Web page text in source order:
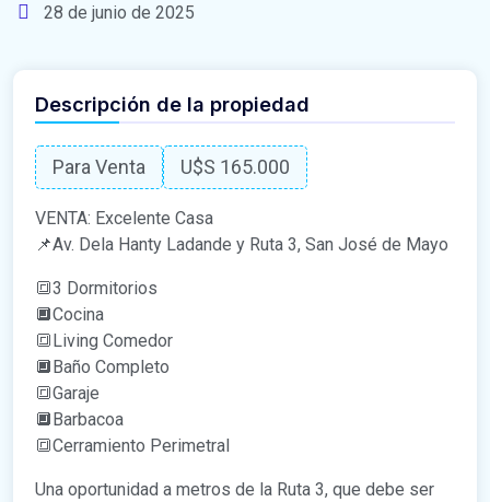
28 de junio de 2025
Descripción de la propiedad
Para Venta U$S 165.000
VENTA: Excelente Casa
📌Av. Dela Hanty Ladande y Ruta 3, San José de Mayo
🔳3 Dormitorios
🔲Cocina
🔳Living Comedor
🔲Baño Completo
🔳Garaje
🔲Barbacoa
🔳Cerramiento Perimetral
Una oportunidad a metros de la Ruta 3, que debe ser